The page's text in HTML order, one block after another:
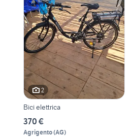
2
Bici elettrica
370 €
Agrigento(AG)